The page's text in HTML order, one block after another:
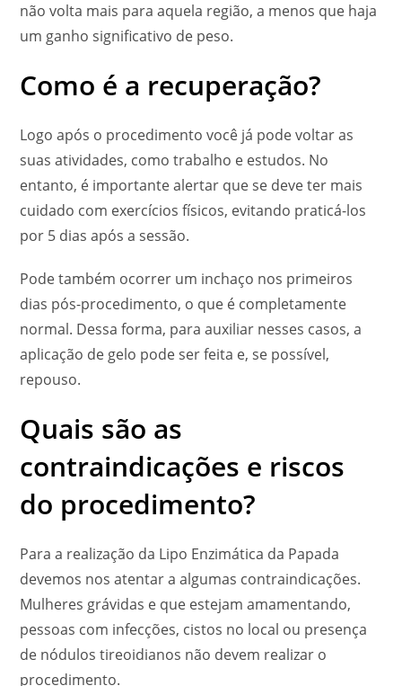
não volta mais para aquela região, a menos que haja
um ganho significativo de peso.
Como é a recuperação?
Logo após o procedimento você já pode voltar as
suas atividades, como trabalho e estudos. No
entanto, é importante alertar que se deve ter mais
cuidado com exercícios físicos, evitando praticá-los
por 5 dias após a sessão.
Pode também ocorrer um inchaço nos primeiros
dias pós-procedimento, o que é completamente
normal. Dessa forma, para auxiliar nesses casos, a
aplicação de gelo pode ser feita e, se possível,
repouso.
Quais são as
contraindicações e riscos
do procedimento?
Para a realização da Lipo Enzimática da Papada
devemos nos atentar a algumas contraindicações.
Mulheres grávidas e que estejam amamentando,
pessoas com infecções, cistos no local ou presença
de nódulos tireoidianos não devem realizar o
procedimento.